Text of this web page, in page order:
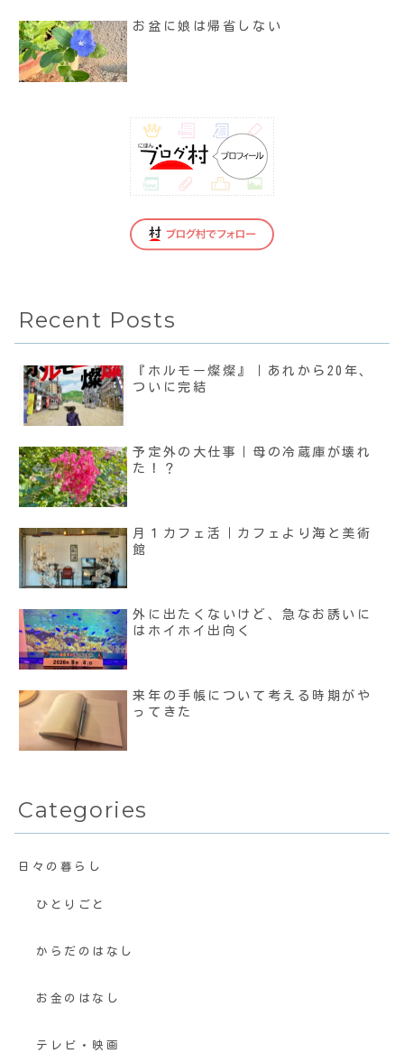
お盆に娘は帰省しない
Recent Posts
『ホルモー燦燦』｜あれから20年、
ついに完結
予定外の大仕事｜母の冷蔵庫が壊れ
た！？
月１カフェ活｜カフェより海と美術
館
外に出たくないけど、急なお誘いに
はホイホイ出向く
来年の手帳について考える時期がや
ってきた
Categories
日々の暮らし
ひとりごと
からだのはなし
お金のはなし
テレビ・映画